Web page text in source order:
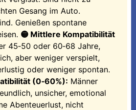
Gesang im Auto.
Genießen spontane
🟡 Mittlere Kompatibilität
45‑50 oder 60‑68 Jahre,
aber weniger verspielt,
oder weniger spontan.
(0‑60%): Männer
unsicher, emotional
Abenteuerlust, nicht